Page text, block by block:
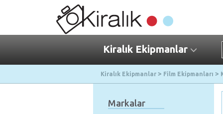
Kiralık Ekipmanlar
Kiralık Ekipmanlar Film Ekipmanları
Markalar